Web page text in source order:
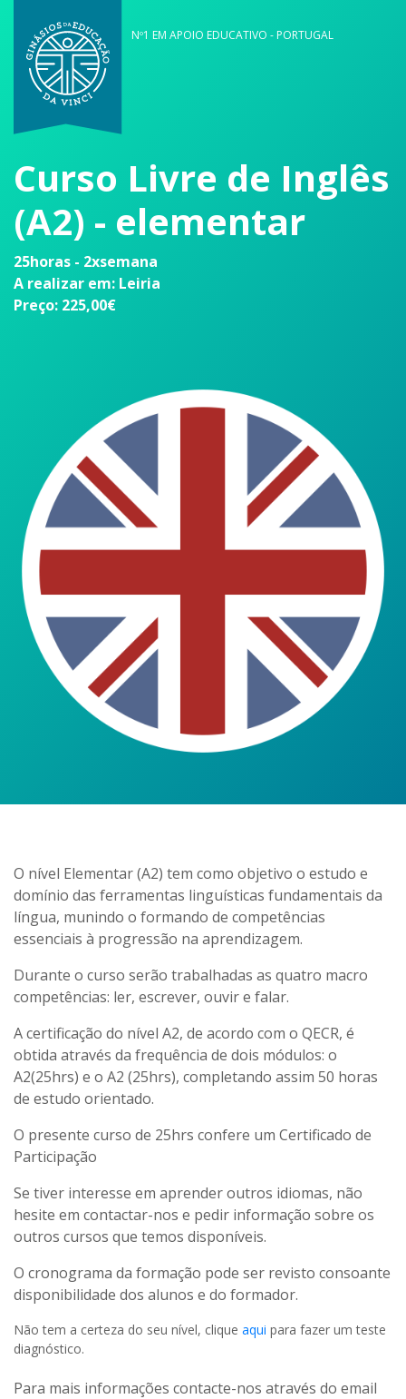
Nº1 EM APOIO EDUCATIVO - PORTUGAL
Curso Livre de Inglês
(A2) - elementar
25horas - 2xsemana
A realizar em: Leiria
Preço: 225,00€
O nível Elementar (A2) tem como objetivo o estudo e
domínio das ferramentas linguísticas fundamentais da
língua, munindo o formando de competências
essenciais à progressão na aprendizagem.
Durante o curso serão trabalhadas as quatro macro
competências: ler, escrever, ouvir e falar.
A certificação do nível A2, de acordo com o QECR, é
obtida através da frequência de dois módulos: o
A2(25hrs) e o A2 (25hrs), completando assim 50 horas
de estudo orientado.
O presente curso de 25hrs confere um Certificado de
Participação
Se tiver interesse em aprender outros idiomas, não
hesite em contactar-nos e pedir informação sobre os
outros cursos que temos disponíveis.
O cronograma da formação pode ser revisto consoante
disponibilidade dos alunos e do formador.
Não tem a certeza do seu nível, clique aqui para fazer um teste
diagnóstico.
Para mais informações contacte-nos através do email